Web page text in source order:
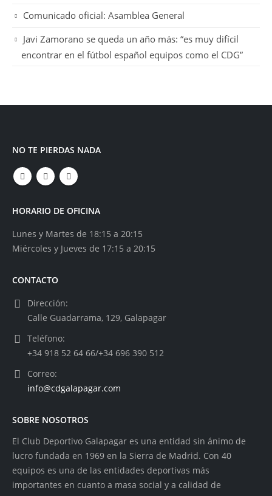
Comunicado oficial: Asamblea General
Javi Zamorano se queda un año más: “es muy difícil
encontrar en el fútbol español equipos como el CDG”
NO TE PIERDAS NADA
HORARIO DE OFICINA
Lunes y Martes de 18:15 a 20:15
Miércoles y Jueves de 17:15 a 20:15
CONTACTO
Dirección:
Calle Guadarrama, 129, Galapagar
Teléfono:
+34 918 52 64 66/+34 696 390 512
Correo:
info@cdgalapagar.com
SOBRE NOSOTROS
El Club Deportivo Galapagar es una entidad sin ánimo de
lucro fundada en 1969 en la Sierra de Madrid. Con 40
equipos es una de las entidades deportivas más
importantes en cuanto a masa social y a calidad de